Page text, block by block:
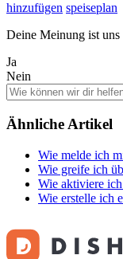
hinzufügen speiseplan
Deine Meinung ist
Ja
Nein
Ähnliche Artikel
Wie melde ich
Wie greife ich
Wie aktiviere
Wie erstelle ich